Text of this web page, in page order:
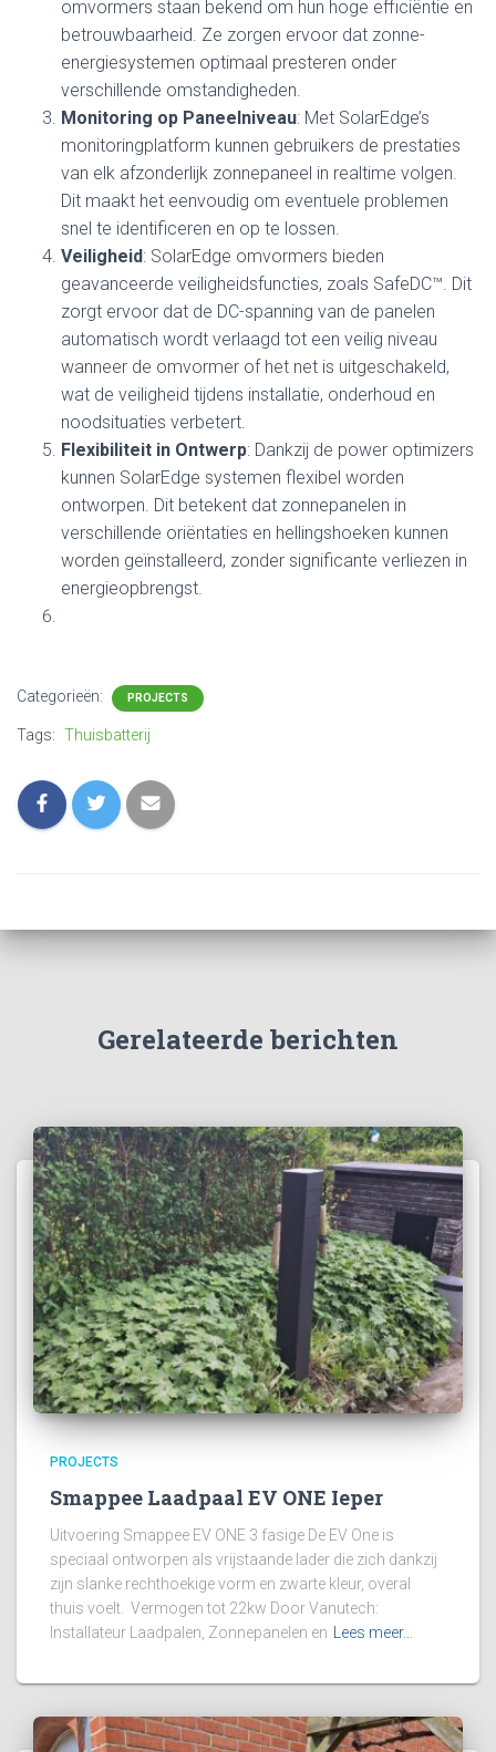
omvormers staan bekend om hun hoge efficiëntie en
betrouwbaarheid. Ze zorgen ervoor dat zonne-
energiesystemen optimaal presteren onder
verschillende omstandigheden.
Monitoring op Paneelniveau: Met SolarEdge’s
monitoringplatform kunnen gebruikers de prestaties
van elk afzonderlijk zonnepaneel in realtime volgen.
Dit maakt het eenvoudig om eventuele problemen
snel te identificeren en op te lossen.
Veiligheid: SolarEdge omvormers bieden
geavanceerde veiligheidsfuncties, zoals SafeDC™. Dit
zorgt ervoor dat de DC-spanning van de panelen
automatisch wordt verlaagd tot een veilig niveau
wanneer de omvormer of het net is uitgeschakeld,
wat de veiligheid tijdens installatie, onderhoud en
noodsituaties verbetert.
Flexibiliteit in Ontwerp: Dankzij de power optimizers
kunnen SolarEdge systemen flexibel worden
ontworpen. Dit betekent dat zonnepanelen in
verschillende oriëntaties en hellingshoeken kunnen
worden geïnstalleerd, zonder significante verliezen in
energieopbrengst.
Categorieën: PROJECTS
Tags: Thuisbatterij
Gerelateerde berichten
PROJECTS
Smappee Laadpaal EV ONE Ieper
Uitvoering Smappee EV ONE 3 fasige De EV One is
speciaal ontworpen als vrijstaande lader die zich dankzij
zijn slanke rechthoekige vorm en zwarte kleur, overal
thuis voelt. Vermogen tot 22kw Door Vanutech:
Installateur Laadpalen, Zonnepanelen en
Lees meer…